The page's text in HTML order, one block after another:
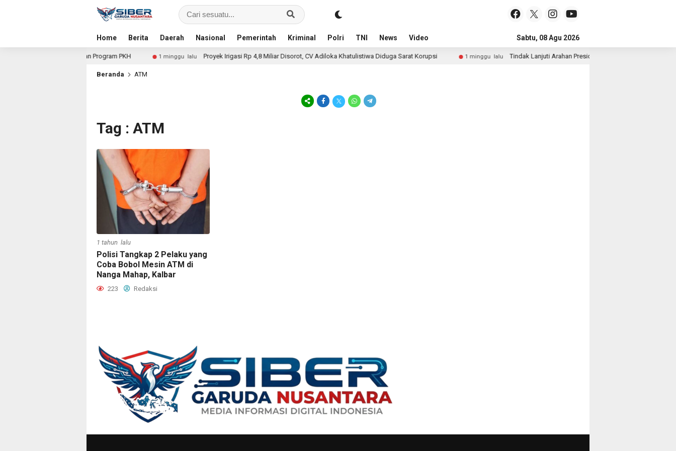
Home Berita Daerah Nasional Pemerintah Kriminal Polri TNI News Video Sabtu, 08 Agu 2026
Dugaan Penyimpangan Program PKH 1 minggu lalu Proyek Irigasi Rp 4,8 Miliar Disorot, CV Adiloka Khatulistiwa Diduga Sarat Korupsi 1 minggu lalu Tindak Lanjuti Arahan Presiden, Wakapolri dan Wamen
Beranda ATM
Tag : ATM
1 tahun lalu
Polisi Tangkap 2 Pelaku yang
Coba Bobol Mesin ATM di
Nanga Mahap, Kalbar
223 Redaksi